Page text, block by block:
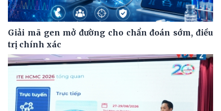
Giải mã gen mở đường cho chẩn đoán sớm, điều
trị chính xác